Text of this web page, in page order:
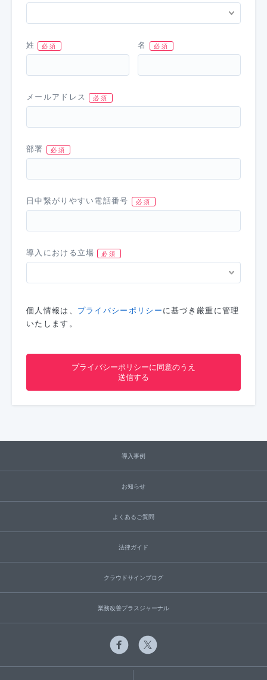
姓 名
メールアドレス
部署
日中繋がりやすい電話番号
導入における立場
個人情報は、 プライバシーポリシーに基づき厳重に管理
いたします。
導入事例
お知らせ
よくあるご質問
法律ガイド
クラウドサインブログ
業務改善プラスジャーナル